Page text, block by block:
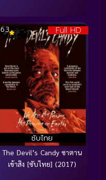
Full HD
ซับไทย
6.3
The Devil’s Candy ซาตาน
เข้าสิง [ซับไทย] (2017)